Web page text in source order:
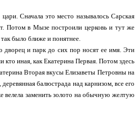
Сначала это место называлось Сарская
Потом в Мызе построили церковь и тут же
было ближе и понятнее.
дворец и парк до сих пор носят ее имя. Эти
иная, как Екатерина Первая. Потом здесь
Вторая вкусы Елизаветы Петровны на
балюстрада над карнизом, все его
велела заменить золото на обычную желтую